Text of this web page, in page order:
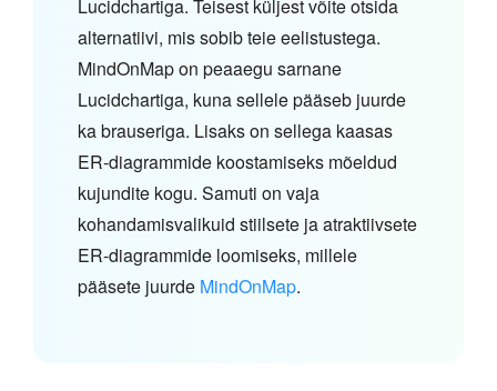
Lucidchartiga. Teisest küljest võite otsida
alternatiivi, mis sobib teie eelistustega.
MindOnMap on peaaegu sarnane
Lucidchartiga, kuna sellele pääseb juurde
ka brauseriga. Lisaks on sellega kaasas
ER-diagrammide koostamiseks mõeldud
kujundite kogu. Samuti on vaja
kohandamisvalikuid stiilsete ja atraktiivsete
ER-diagrammide loomiseks, millele
pääsete juurde MindOnMap.